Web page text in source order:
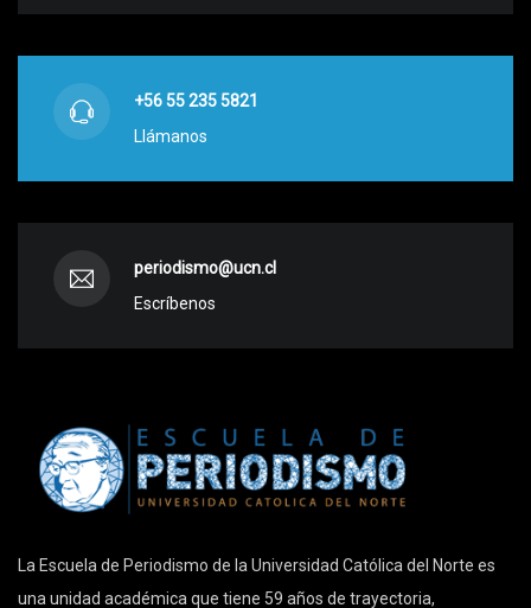
+56 55 235 5821
Llámanos
periodismo@ucn.cl
Escríbenos
La Escuela de Periodismo de la Universidad Católica del Norte es
una unidad académica que tiene 59 años de trayectoria,